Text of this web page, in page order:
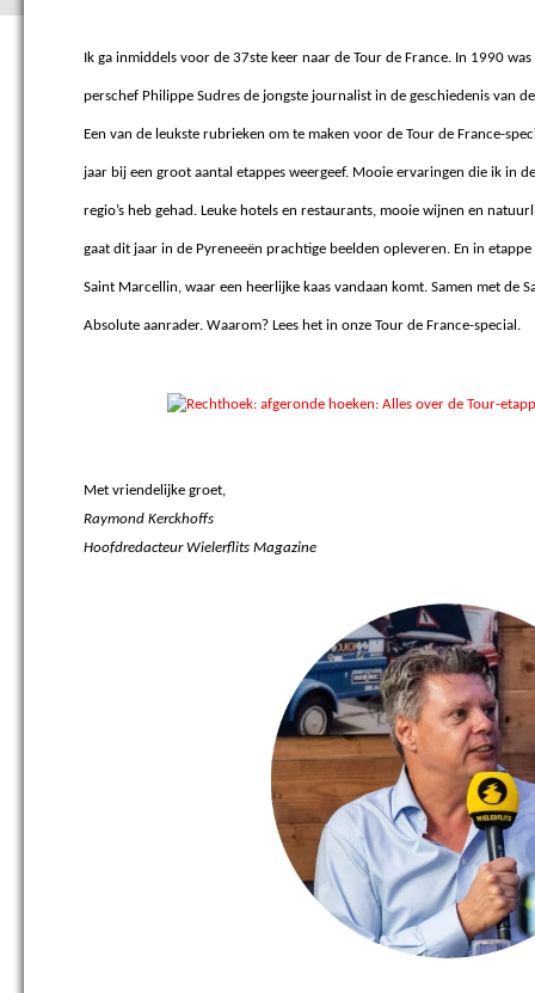
Ik ga inmiddels voor de 37ste keer naar de Tour de France. In 1990
perschef Philippe Sudres de jongste journalist in de geschiedenis van
Een van de leukste rubrieken om te maken voor de Tour de France-
jaar bij een groot aantal etappes weergeef. Mooie ervaringen die ik in
regio’s heb gehad. Leuke hotels en restaurants, mooie wijnen en
gaat dit jaar in de Pyreneeën prachtige beelden opleveren. En in
Saint Marcellin, waar een heerlijke kaas vandaan komt. Samen met de
Absolute aanrader. Waarom? Lees het in onze Tour de France-special.
Met vriendelijke groet,
Raymond Kerckhoffs
Hoofdredacteur Wielerflits Magazine